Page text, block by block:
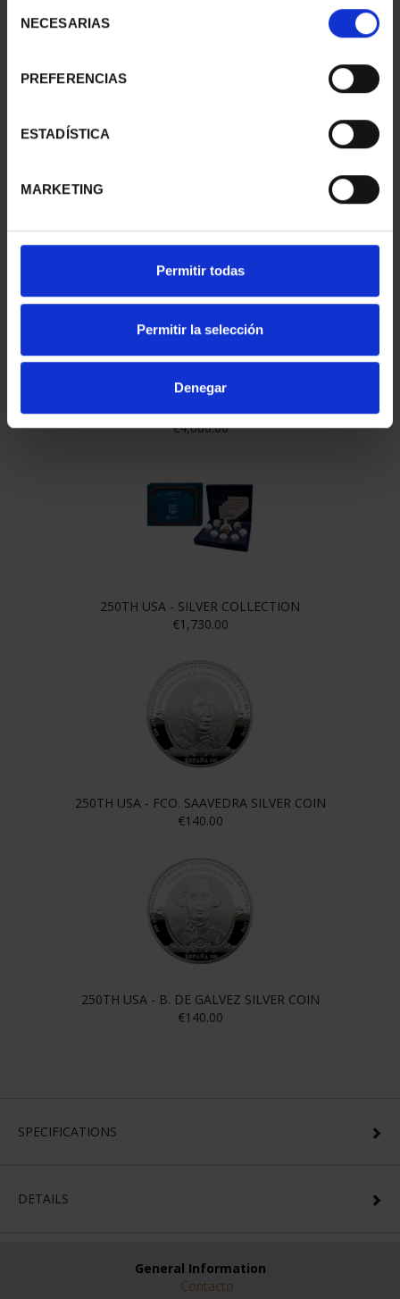
NECESARIAS
PREFERENCIAS
ESTADÍSTICA
MARKETING
Permitir todas
Permitir la selección
Denegar
250TH USA - FIRST US DOLLAR SILVER COIN
€610.00
€4,060.00
250TH USA - SILVER COLLECTION
€1,730.00
250TH USA - FCO. SAAVEDRA SILVER COIN
€140.00
250TH USA - B. DE GALVEZ SILVER COIN
€140.00
SPECIFICATIONS
DETAILS
General Information
Contacto